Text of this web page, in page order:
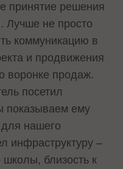
принятие решения
Лучше не просто
коммуникацию в
и продвижения
воронке продаж.
посетил
показываем ему
нашего
инфраструктуру –
близость к